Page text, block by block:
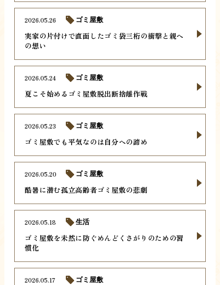
実家の片付けで直面したゴミ袋三桁の衝撃と親へ
の想い
2026.05.26 ゴミ屋敷
夏こそ始めるゴミ屋敷脱出断捨離作戦
2026.05.24 ゴミ屋敷
ゴミ屋敷でも平気なのは自分への諦め
2026.05.23 ゴミ屋敷
酷暑に潜む孤立高齢者ゴミ屋敷の悲劇
2026.05.20 ゴミ屋敷
ゴミ屋敷を未然に防ぐめんどくさがりのための習
慣化
2026.05.18 生活
2026.05.17 ゴミ屋敷